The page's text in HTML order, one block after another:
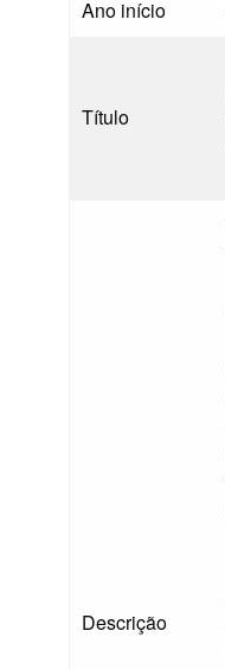
Ano início
Título
Descrição